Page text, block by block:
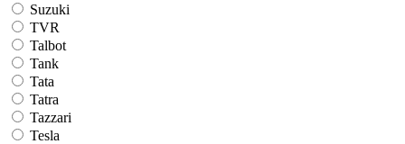
Suzuki
TVR
Talbot
Tank
Tata
Tatra
Tazzari
Tesla